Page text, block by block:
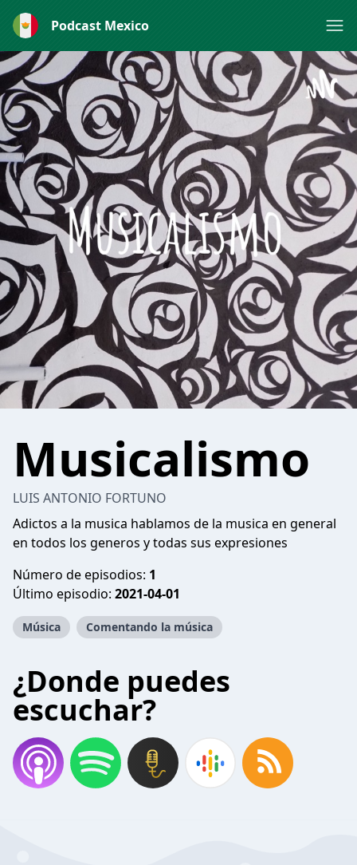
Podcast Mexico
Musicalismo
LUIS ANTONIO FORTUNO
Adictos a la musica hablamos de la musica en general
en todos los generos y todas sus expresiones
Número de episodios: 1
Último episodio: 2021-04-01
Música Comentando la música
¿Donde puedes
escuchar?